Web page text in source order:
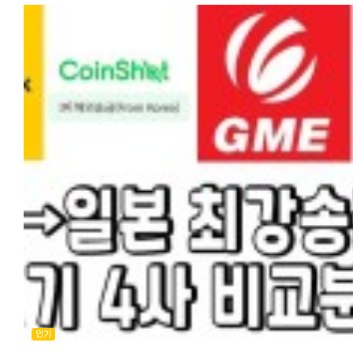
https://www.sbjbank.co.jp/lp/campaign/onetouchexp/jkm/kr/
https://www.sbjbank.co.jp/individual/exchange/
◆하나송금:
하나 송금을 이용한다는 분들이 많아서 직접 알아봤습니다. 매장은
카야바초에 있으나 인터넷으로 송금을 처리할 수 있습니다.
회원가입(https://www.oneremit.co.jp/web/main.view) -> 카드수
> 받는 사람도 회원가입(https://www.oneremit.co.kr) -> 송금신청서
작성 -> 송금업체로 입금하여 송금 처리.
분 신분증 사진을 받아 직접 처리할 수 있습니다. 한-일, 일-한 각각의
사이트에서 송금이 가능하고 회원카드를 받으면(가입하면 집으로 배송)
초회 수수료 무료와 송금한도 확대 혜택을 받을 수 있습니다.
수수료는 5만엔 미만 500엔, 5만엔 이상 100만엔까지 1000엔입니다.
장단점과 포인트 ●장점: 매장 방문없이 처리가 가능. 초회 회원카드를
발급받으면 송금 무료, 카톡추가하여 한국어로 편한 상담이 가능
●단점: 5만엔 이상부터 천엔으로 수수료가 비싼편. 보내는 사람과 수령
회원가입 절차가 필요 https://www.oneremit.co.jp/web/
◆바로송금:
재외동포 재산반출 신고 비거주자 중, 재외동포(영주권자 외국국적을
취득한 시민권자)가 10만불 초과 송금시에는 '재외동포 재산반출 신고'를
하며 '대외지급수단 매매 신고'와 '재외동포 재산반출'은 신고기관과 조
절차가 상이합니다. 제출서류와 절차는 아래를 참고하세요 ↓↓↓
비거주자의 해외 부동산 취득을 위한 자금 송금 대외지급수단매매 vs
재외동포재산반출 영주권 유무와 거액 송금 배우자 비자로 영주권자
해외이주신고 하시고 재외동포 재산반출로 한번에 빼실 수 있습니다.
해외이주신고 하시면 한국의 국민연금 자격과 건강보험 자격이 상실,
지방자치선거 투표권 상실 등의 부작용도 있으니 신중한 판단이
필요합니다. 영주권이 없으면 한국은행에서 비거주자의 대외지급수단
이라는 신고 하시고 송금 가능합니다. ↓↓↓ 해외동포 국내재산 반출
영주권, 시민권자가 아닐 경우 '대외지급수단매매'에 해당되어 한국은행
통해서 송금해야 하며, 영주권, 시민권자의 경우 시중 외국환은행을 통해
송금하는데 일한모에는 카카오뱅크로 2억 송금을 했다는 분도 있었습
직접 현금을 들고 오는 방법 그리고 금융기관을 통하지 않고 원을
몇천만원씩 가지고 들어와서 환전 후, 집을 샀다는 분도 있었습니다.
공항에서 거액을 현금으로 가지고 올 때, 세관 신고가 필요합니다. 일억
몇 천만원(일본엔으로 천만엔)까지 현금으로 몇 번씩 들고 왔다는 분도
계셨는데 가방에 거액을 신고없이 가지고 오다가 수하물 엑스레이 검사
걸려서 외화 밀반출로 처벌(벌금)을 받을 수 있습니다. 신고로 세금이나
수수료가 떼이는 것이 아니라 국가에서 반출되는 외화 규모를 파악하기
위한 것이니 신고하시는 게 좋습니다. 한국에서도 도박자금, 자금세탁
일본으로 잦은 송금을 하게되면 불이익 같은게 있을까요? 수익으로 잡혀
세금을 내야 한다던지... 답변: 내가 내통장에 송금 하는데 세금을 내야
단순히 100만엔 이상이면 그냥 확인차 연락 올수도 있겠지만 딱히 세금
낼 이유는 없어요...
이미 우린 소득세 등등 소득에 대한 세금을 다 내고 있고 외환 송금은
수수료로 다 정당하게 대가 지불하고 있습니다. 송금하는 행위 자체에
세금에 부과될 일은 없습니다.
신고만 한다면 내가 내 돈 1억불을 들고 출국해도 문제가 없는데요 뭐...
다만 송금이 증여 목적으로 보여진다거나 단기간에 보내는 금액이 너무
크다면 자금 출처와 목적을 확인하는 연락이 올 수 있고 그 때 소명을 못
계좌로 보내는 건 당연히 문제 없지만, 만약 한국에서 수입이 없는데도
거액을 지속적으로 송금하면 자금 출처를 밝혀야 하겠지요.
하지만 건당 5천불이하 / 연간 1만불이하는 애초에 국세청 통보 대상이
아니니 크게 걱정하지 않아도 되고, 통보가 되더라도 이게 결국 사람이
처리하는 일이라, 유학 생활 경비나 수업료 납부 등 목적이 분명하고 금
상식적인 범위 내라면 아무런 문제가 되지 않습니다.
금액과 목적에 따라 불이익이 올 수도 안 올 수도 있다 이렇게 정리할 수
있겠네요. 요즘 가상화폐 환차익을 노리고 많이들 그리하는듯합니다만, 1회
1만불이상이면 국세청자동신고이고 년간5만불까지만 송금가능입니다.
이것은 해외송금기준이고 송금이 아니라 들고가는것은 별도의 문제입니
인기